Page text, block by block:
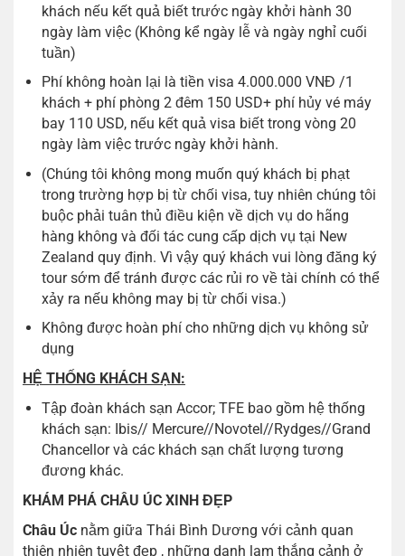
khách nếu kết quả biết trước ngày khởi hành 30
ngày làm việc (Không kể ngày lễ và ngày nghỉ cuối
tuần)
Phí không hoàn lại là tiền visa 4.000.000 VNĐ /1
khách + phí phòng 2 đêm 150 USD+ phí hủy vé máy
bay 110 USD, nếu kết quả visa biết trong vòng 20
ngày làm việc trước ngày khởi hành.
(Chúng tôi không mong muốn quý khách bị phạt
trong trường hợp bị từ chối visa, tuy nhiên chúng tôi
buộc phải tuân thủ điều kiện về dịch vụ do hãng
hàng không và đối tác cung cấp dịch vụ tại New
Zealand quy định. Vì vậy quý khách vui lòng đăng ký
tour sớm để tránh được các rủi ro về tài chính có thể
xảy ra nếu không may bị từ chối visa.)
Không được hoàn phí cho những dịch vụ không sử
dụng
HỆ THỐNG KHÁCH SẠN:
Tập đoàn khách sạn Accor; TFE bao gồm hệ thống
khách sạn: Ibis// Mercure//Novotel//Rydges//Grand
Chancellor và các khách sạn chất lượng tương
đương khác.
KHÁM PHÁ CHÂU ÚC XINH ĐẸP
Châu Úc nằm giữa Thái Bình Dương với cảnh quan
thiên nhiên tuyệt đẹp , những danh lam thắng cảnh ở